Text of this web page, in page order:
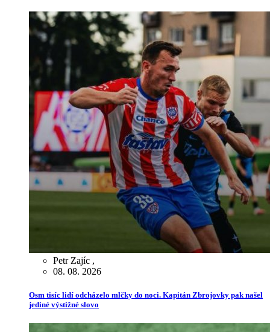
Petr Zajíc ,
08. 08. 2026
Osm tisíc lidí odcházelo mlčky do noci. Kapitán Zbrojovky pak našel
jediné výstižné slovo